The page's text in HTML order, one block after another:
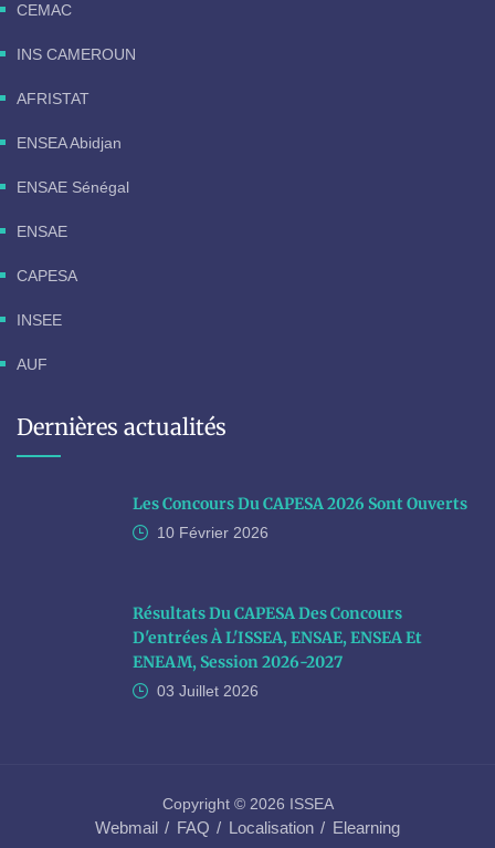
CEMAC
INS CAMEROUN
AFRISTAT
ENSEA Abidjan
ENSAE Sénégal
ENSAE
CAPESA
INSEE
AUF
Dernières actualités
Les Concours Du CAPESA 2026 Sont Ouverts
10 Février 2026
Résultats Du CAPESA Des Concours
D'entrées À L'ISSEA, ENSAE, ENSEA Et
ENEAM, Session 2026-2027
03 Juillet 2026
Copyright © 2026 ISSEA
Webmail FAQ Localisation Elearning